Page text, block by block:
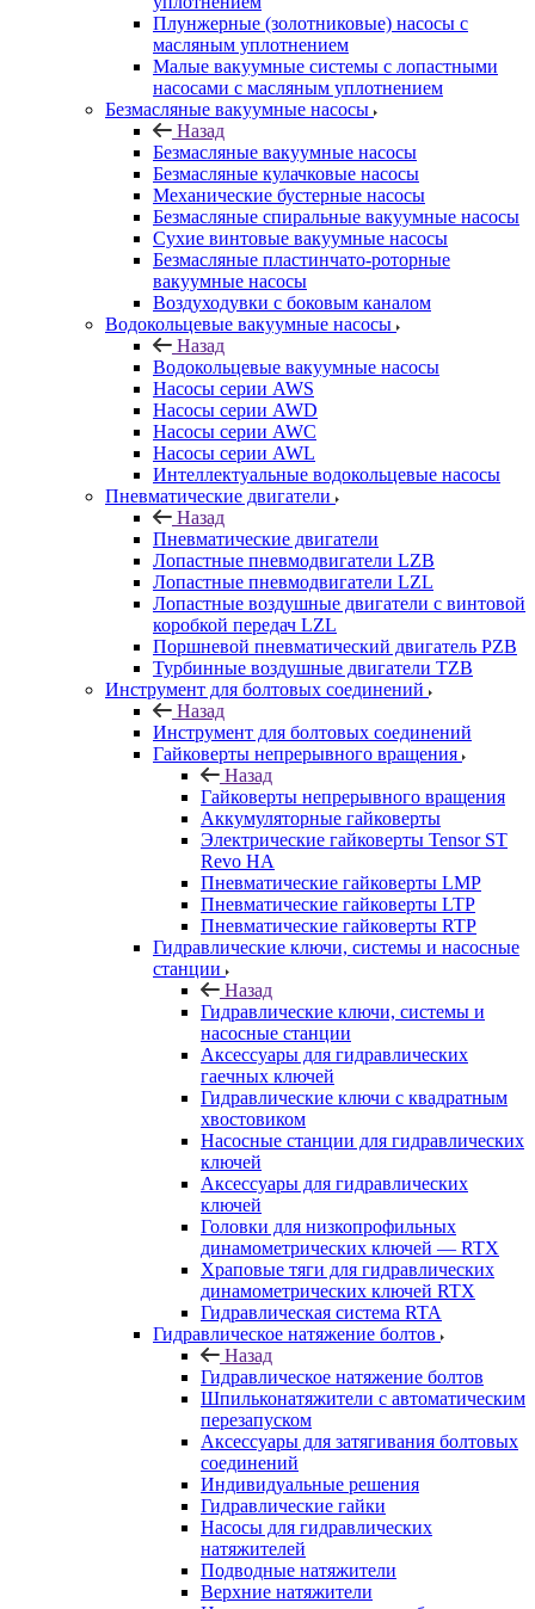
Плунжерные (золотниковые) насосы с
масляным уплотнением
Малые вакуумные системы с лопастными
насосами с масляным уплотнением
Безмасляные вакуумные насосы
Назад
Безмасляные вакуумные насосы
Безмасляные кулачковые насосы
Механические бустерные насосы
Безмасляные спиральные вакуумные насосы
Сухие винтовые вакуумные насосы
Безмасляные пластинчато-роторные
вакуумные насосы
Воздуходувки с боковым каналом
Водокольцевые вакуумные насосы
Назад
Водокольцевые вакуумные насосы
Насосы серии AWS
Насосы серии AWD
Насосы серии AWC
Насосы серии AWL
Интеллектуальные водокольцевые насосы
Пневматические двигатели
Назад
Пневматические двигатели
Лопастные пневмодвигатели LZB
Лопастные пневмодвигатели LZL
Лопастные воздушные двигатели с винтовой
коробкой передач LZL
Поршневой пневматический двигатель PZB
Турбинные воздушные двигатели TZB
Инструмент для болтовых соединений
Назад
Инструмент для болтовых соединений
Гайковерты непрерывного вращения
Назад
Гайковерты непрерывного вращения
Аккумуляторные гайковерты
Электрические гайковерты Tensor ST
Revo HA
Пневматические гайковерты LMP
Пневматические гайковерты LTP
Пневматические гайковерты RTP
Гидравлические ключи, системы и насосные
станции
Назад
Гидравлические ключи, системы и
насосные станции
Аксессуары для гидравлических
гаечных ключей
Гидравлические ключи с квадратным
хвостовиком
Насосные станции для гидравлических
ключей
Аксессуары для гидравлических
ключей
Головки для низкопрофильных
динамометрических ключей — RTX
Храповые тяги для гидравлических
динамометрических ключей RTX
Гидравлическая система RTA
Гидравлическое натяжение болтов
Назад
Гидравлическое натяжение болтов
Шпильконатяжители с автоматическим
перезапуском
Аксессуары для затягивания болтовых
соединений
Индивидуальные решения
Гидравлические гайки
Насосы для гидравлических
натяжителей
Подводные натяжители
Верхние натяжители